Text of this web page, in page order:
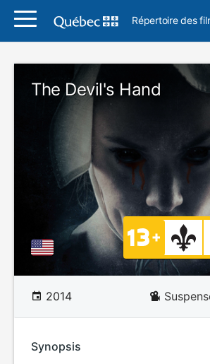
Répertoire des
The Devil's Hand
2014
Synopsis